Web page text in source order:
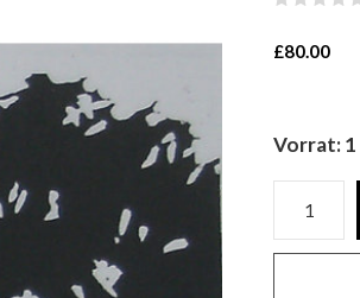
£80.00
Vorrat: 1